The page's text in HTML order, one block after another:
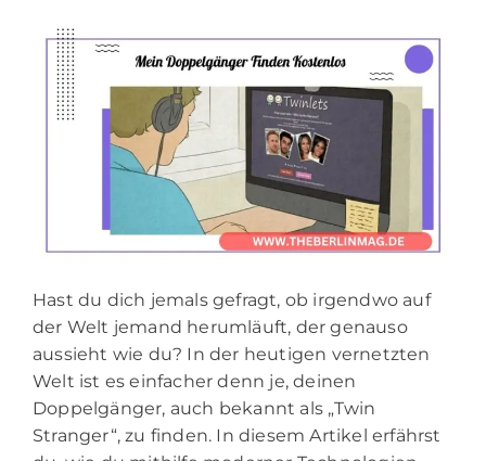
Hast du dich jemals gefragt, ob irgendwo auf
der Welt jemand herumläuft, der genauso
aussieht wie du? In der heutigen vernetzten
Welt ist es einfacher denn je, deinen
Doppelgänger, auch bekannt als „Twin
Stranger“, zu finden. In diesem Artikel erfährst